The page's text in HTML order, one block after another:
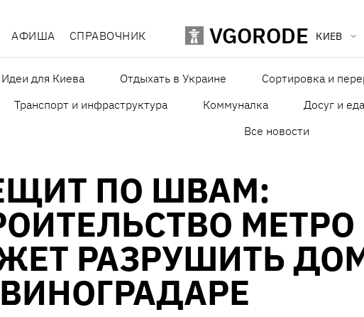
АФИША СПРАВОЧНИК VGORODE КИЕВ
Идеи для Киева Отдыхать в Украине Сортировка и
Транспорт и инфраструктура
Коммуналка Досуг и еда
Все новости
ПО ШВАМ:
МЕТРО
РАЗРУШИТЬ